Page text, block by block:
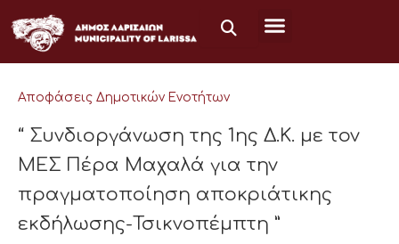
στο
περιεχόμενο
Αποφάσεις Δημοτικών Ενοτήτων
“ Συνδιοργάνωση της 1ης Δ.Κ. με τον
ΜΕΣ Πέρα Μαχαλά για την
πραγματοποίηση αποκριάτικης
εκδήλωσης-Τσικνοπέμπτη ”